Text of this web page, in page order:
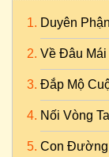
Duyên Phận
Về Đâu
Đắp Mộ
Nối Vòng
Con